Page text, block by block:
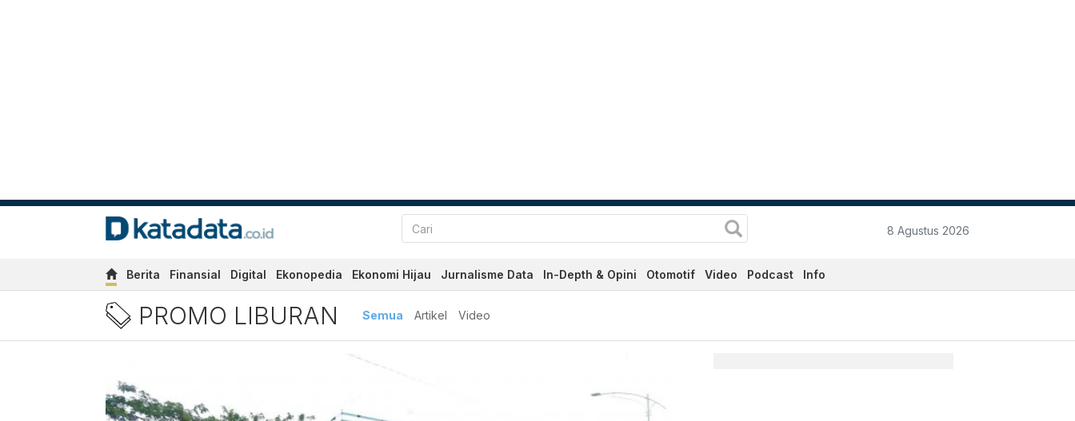
8 Agustus 2026
Berita Finansial Digital Ekonopedia Ekonomi Hijau Jurnalisme Data In-Depth & Opini Otomotif Video Podcast Info
Berita promo liburan Terbaru dan Terkini Hari Ini - Katadata.co.id
PROMO LIBURAN Semua Artikel Video